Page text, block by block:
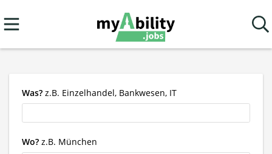
Was? z.B. Einzelhandel, Bankwesen, IT
Wo? z.B. München